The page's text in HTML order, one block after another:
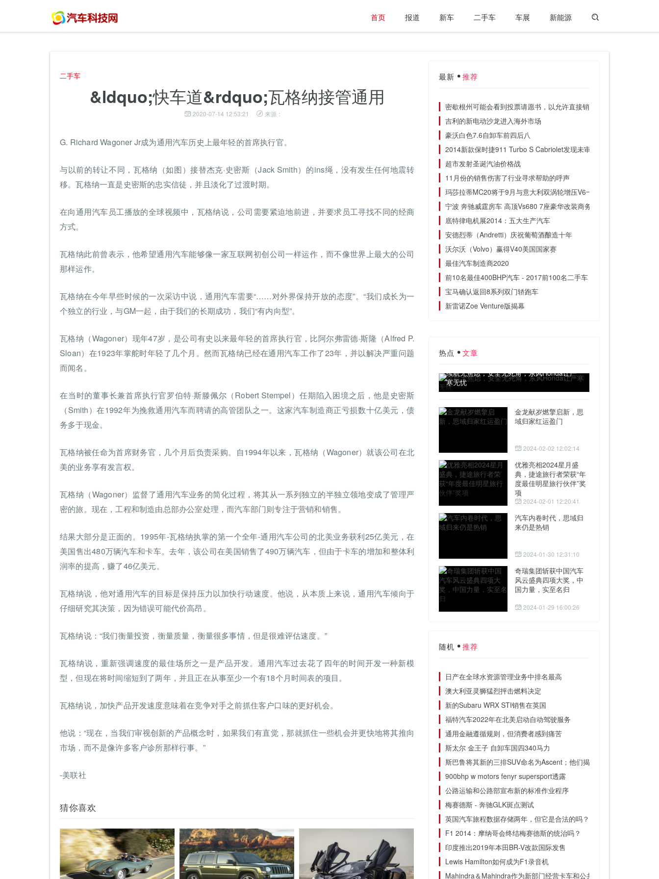
首页 报道 新车 二手车 车展 新能源
二手车
&ldquo;快车道&rdquo;瓦格纳接管通用
2020-07-14 12:53:21 来源：
G. Richard Wagoner Jr成为通用汽车历史上最年轻的首席执行官。
与以前的转让不同，瓦格纳（如图）接替杰克·史密斯（Jack Smith）的ins绳，没有发生任何地震转
移。瓦格纳一直是史密斯的忠实信徒，并且淡化了过渡时期。
在向通用汽车员工播放的全球视频中，瓦格纳说，公司需要紧迫地前进，并要求员工寻找不同的经商
方式。
瓦格纳此前曾表示，他希望通用汽车能够像一家互联网初创公司一样运作，而不像世界上最大的公司
那样运作。
瓦格纳在今年早些时候的一次采访中说，通用汽车需要“……对外界保持开放的态度”。“我们成长为一
个独立的行业，与GM一起，由于我们的长期成功，我们“有内向型”。
瓦格纳（Wagoner）现年47岁，是公司有史以来最年轻的首席执行官，比阿尔弗雷德·斯隆（Alfred P.
Sloan）在1923年掌舵时年轻了几个月。然而瓦格纳已经在通用汽车工作了23年，并以解决严重问题
而闻名。
在当时的董事长兼首席执行官罗伯特·斯滕佩尔（Robert Stempel）任期陷入困境之后，他是史密斯
（Smith）在1992年为挽救通用汽车而聘请的高管团队之一。这家汽车制造商正亏损数十亿美元，债
务多于现金。
瓦格纳被任命为首席财务官，几个月后负责采购。自1994年以来，瓦格纳（Wagoner）就该公司在北
美的业务享有发言权。
瓦格纳（Wagoner）监督了通用汽车业务的简化过程，将其从一系列独立的半独立领地变成了管理严
密的旅。现在，工程和制造由总部办公室处理，而汽车部门则专注于营销和销售。
结果大部分是正面的。1995年-瓦格纳执掌的第一个全年-通用汽车公司的北美业务获利25亿美元，在
美国售出480万辆汽车和卡车。去年，该公司在美国销售了490万辆汽车，但由于卡车的增加和整体利
润率的提高，赚了46亿美元。
瓦格纳说，他对通用汽车的目标是保持压力以加快行动速度。他说，从本质上来说，通用汽车倾向于
仔细研究其决策，因为错误可能代价高昂。
瓦格纳说：“我们衡量投资，衡量质量，衡量很多事情，但是很难评估速度。”
瓦格纳说，重新强调速度的最佳场所之一是产品开发。通用汽车过去花了四年的时间开发一种新模
型，但现在将时间缩短到了两年，并且正在从事至少一个有18个月时间表的项目。
瓦格纳说，加快产品开发速度意味着在竞争对手之前抓住客户口味的更好机会。
他说：“现在，当我们审视创新的产品概念时，如果我们有直觉，那就抓住一些机会并更快地将其推向
市场，而不是像许多客户诊所那样行事。”
-美联社
猜你喜欢
最新 推荐
密歇根州可能会看到投票请愿书，以允许直接销售车辆
吉利的新电动沙龙进入海外市场
豪沃白色7.6自卸车前四后八
2014新款保时捷911 Turbo S Cabriolet发现未审视
超市发射圣诞汽油价格战
11月份的销售伤害了行业寻求帮助的呼声
玛莎拉蒂MC20将于9月与意大利双涡轮增压V6一起发布
宁波 奔驰威霆房车 高顶Vs680 7座豪华改装商务车报价 优惠5万起
底特律电机展2014：五大生产汽车
安德烈蒂（Andretti）庆祝葡萄酒酿造十年
沃尔沃（Volvo）赢得V40美国国家赛
最佳汽车制造商2020
前10名最佳400BHP汽车 - 2017前100名二手车
宝马确认返回8系列双门轿跑车
新雷诺Zoe Venture版揭幕
热点 文章
续航无焦虑，安全无死角，东风Honda让严
寒无忧
金龙献岁燃擎启新，思
域归家红运盈门
2024-02-02 12:02:14
优雅亮相2024星月盛
典，捷途旅行者荣获“年
度最佳明星旅行伙伴”奖
项
2024-02-01 12:20:41
汽车内卷时代，思域归
来仍是热销
2024-01-30 12:31:10
奇瑞集团斩获中国汽车
风云盛典四项大奖，中
国力量，实至名归
2024-01-29 16:00:26
随机 推荐
日产在全球水资源管理业务中排名最高
澳大利亚灵狮猛烈抨击燃料决定
新的Subaru WRX STI销售在英国
福特汽车2022年在北美启动自动驾驶服务
通用金融遵循规则，但消费者感到痛苦
斯太尔 金王子 自卸车国四340马力
斯巴鲁将其新的三排SUV命名为Ascent；他们揭示了3个其他关键细节
900bhp w motors fenyr supersport透露
公路运输和公路部宣布新的标准作业程序
梅赛德斯 - 奔驰GLK斑点测试
英国汽车旅程数据存储两年，但它是合法的吗？
F1 2014：摩纳哥会终结梅赛德斯的统治吗？
印度推出2019年本田BR-V改款国际发售
Lewis Hamilton如何成为F1录音机
Mahindra＆Mahindra作为新部门经营卡车和公共汽车业务